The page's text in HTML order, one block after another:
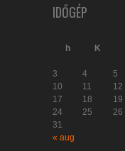
IDŐGÉP
h
K
3
4 5
10
11 12
17
18 19
24
25 26
31
« aug